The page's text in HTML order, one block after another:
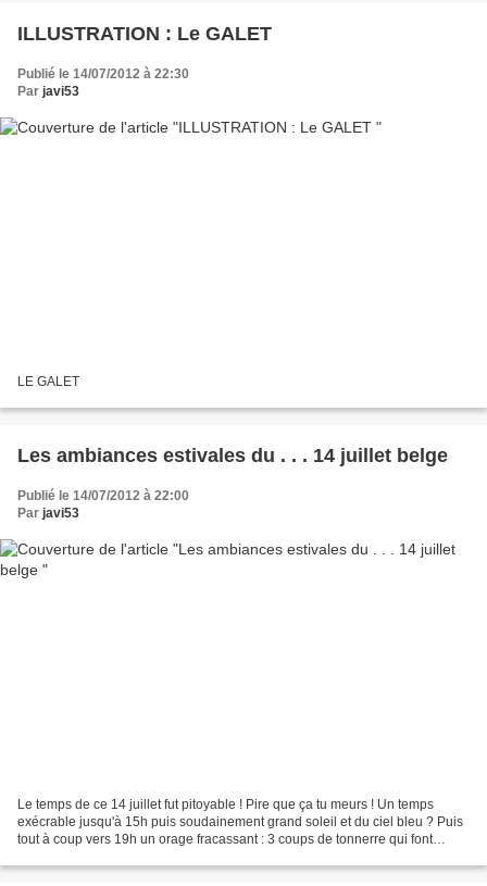
ILLUSTRATION : Le GALET
Publié le 14/07/2012 à 22:30
Par javi53
LE GALET
Les ambiances estivales du . . . 14 juillet belge
Publié le 14/07/2012 à 22:00
Par javi53
Le temps de ce 14 juillet fut pitoyable ! Pire que ça tu meurs ! Un temps
exécrable jusqu'à 15h puis soudainement grand soleil et du ciel bleu ? Puis
tout à coup vers 19h un orage fracassant : 3 coups de tonnerre qui font